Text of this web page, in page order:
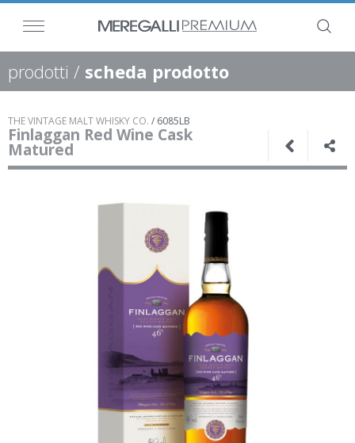
prodotti / scheda prodotto
THE VINTAGE MALT WHISKY CO. / 6085LB
Finlaggan Red Wine Cask
Matured